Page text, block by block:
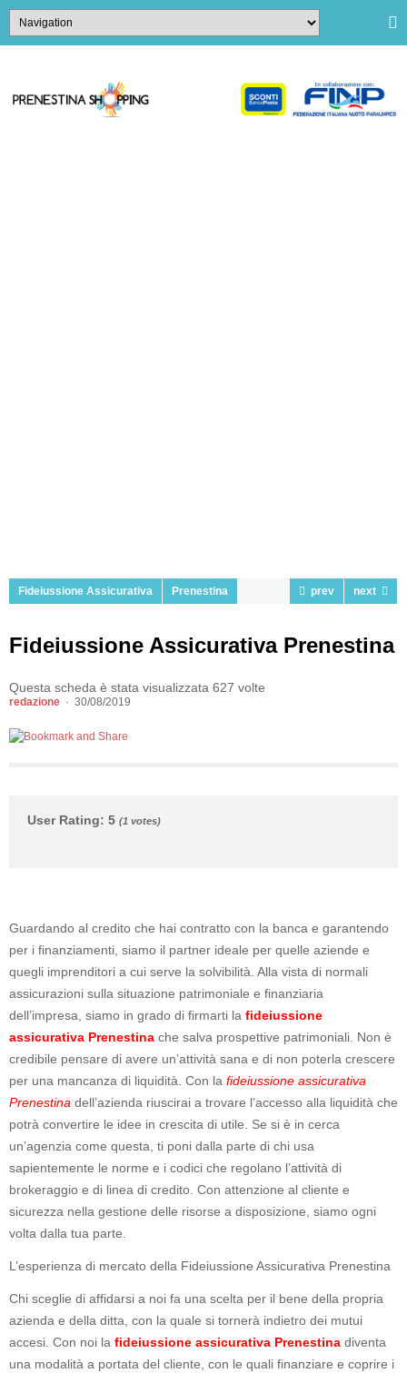
Fideiussione Assicurativa Prenestina prev next
Fideiussione Assicurativa Prenestina
Questa scheda è stata visualizzata 627 volte
redazione 30/08/2019
User Rating: 5 (1 votes)
Guardando al credito che hai contratto con la banca e garantendo
per i finanziamenti, siamo il partner ideale per quelle aziende e
quegli imprenditori a cui serve la solvibilità. Alla vista di normali
assicurazioni sulla situazione patrimoniale e finanziaria
dell’impresa, siamo in grado di firmarti la fideiussione
assicurativa Prenestina che salva prospettive patrimoniali. Non è
credibile pensare di avere un’attività sana e di non poterla crescere
per una mancanza di liquidità. Con la fideiussione assicurativa
Prenestina dell’azienda riuscirai a trovare l’accesso alla liquidità che
potrà convertire le idee in crescita di utile. Se si è in cerca
un’agenzia come questa, ti poni dalla parte di chi usa
sapientemente le norme e i codici che regolano l’attività di
brokeraggio e di linea di credito. Con attenzione al cliente e
sicurezza nella gestione delle risorse a disposizione, siamo ogni
volta dalla tua parte.
L’esperienza di mercato della Fideiussione Assicurativa Prenestina
Chi sceglie di affidarsi a noi fa una scelta per il bene della propria
azienda e della ditta, con la quale si tornerà indietro dei mutui
accesi. Con noi la fideiussione assicurativa Prenestina diventa
una modalità a portata del cliente, con le quali finanziare e coprire i